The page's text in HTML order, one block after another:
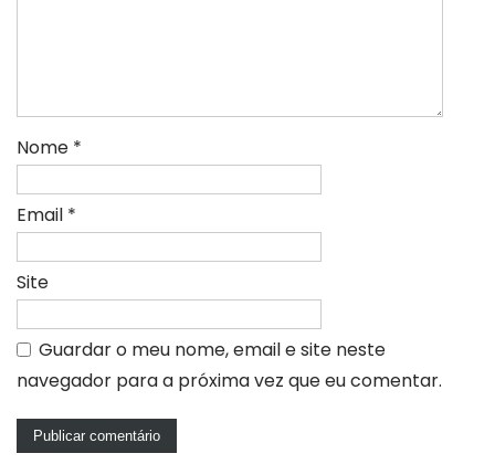
Nome *
Email *
Site
Guardar o meu nome, email e site neste
navegador para a próxima vez que eu comentar.